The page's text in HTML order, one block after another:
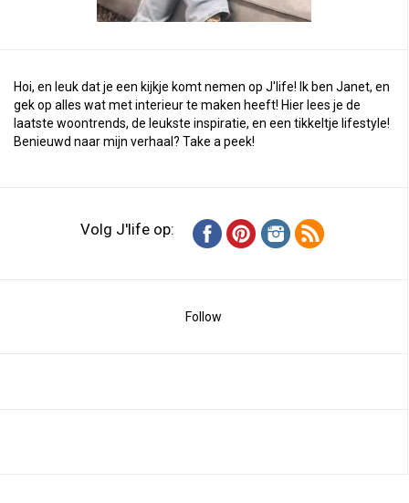
Hoi, en leuk dat je een kijkje komt nemen op J'life! Ik ben Janet, en
gek op alles wat met interieur te maken heeft! Hier lees je de
laatste woontrends, de leukste inspiratie, en een tikkeltje lifestyle!
Benieuwd naar mijn verhaal? Take a peek!
Volg J'life op:
Follow